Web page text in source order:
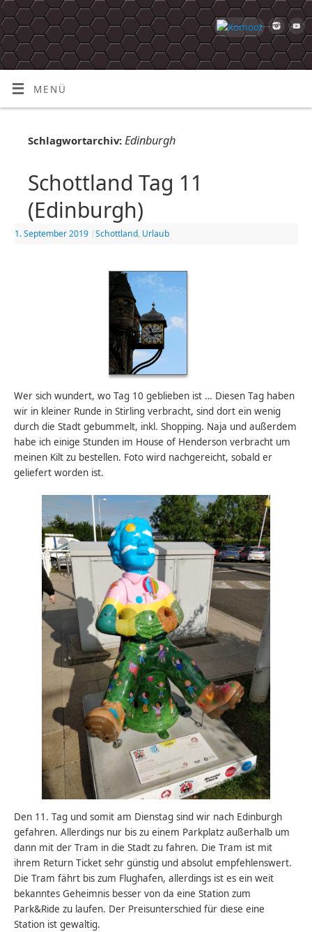
MENÜ
Schlagwortarchiv: Edinburgh
Schottland Tag 11
(Edinburgh)
1. September 2019 |Schottland, Urlaub
Wer sich wundert, wo Tag 10 geblieben ist … Diesen Tag haben
wir in kleiner Runde in Stirling verbracht, sind dort ein wenig
durch die Stadt gebummelt, inkl. Shopping. Naja und außerdem
habe ich einige Stunden im House of Henderson verbracht um
meinen Kilt zu bestellen. Foto wird nachgereicht, sobald er
geliefert worden ist.
Den 11. Tag und somit am Dienstag sind wir nach Edinburgh
gefahren. Allerdings nur bis zu einem Parkplatz außerhalb um
dann mit der Tram in die Stadt zu fahren. Die Tram ist mit
ihrem Return Ticket sehr günstig und absolut empfehlenswert.
Die Tram fährt bis zum Flughafen, allerdings ist es ein weit
bekanntes Geheimnis besser von da eine Station zum
Park&Ride zu laufen. Der Preisunterschied für diese eine
Station ist gewaltig.